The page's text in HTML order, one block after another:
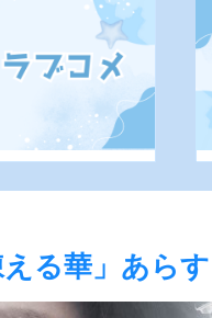
る華」あら